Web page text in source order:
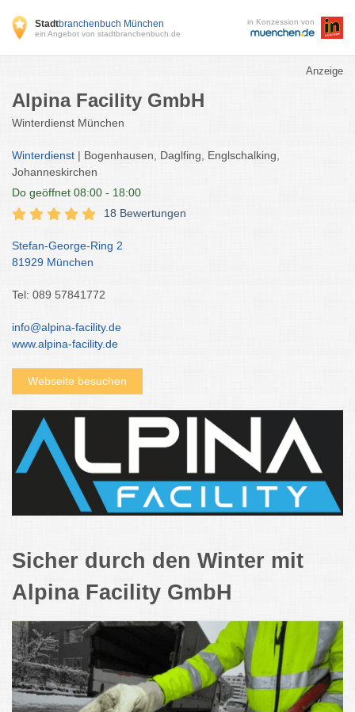
Stadtbranchenbuch München
ein Angebot von stadtbranchenbuch.de
in Konzession von
Anzeige
Alpina Facility GmbH
Winterdienst München
Winterdienst | Bogenhausen, Daglfing, Englschalking,
Johanneskirchen
Do geöffnet 08:00 - 18:00
18 Bewertungen
Stefan-George-Ring 2
81929 München
Tel: 089 57841772
info@alpina-facility.de
www.alpina-facility.de
Webseite besuchen
Sicher durch den Winter mit
Alpina Facility GmbH